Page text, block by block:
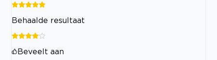
Behaalde resultaat
Beveelt aan